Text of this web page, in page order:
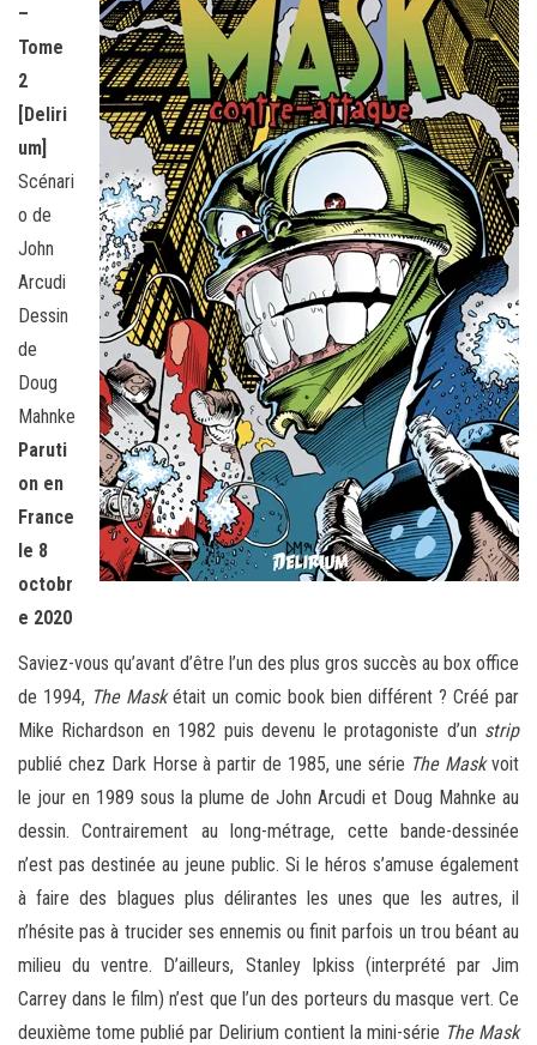
–
Tome
2
[Deliri
um]
Scénari
o de
John
Arcudi
Dessin
de
Doug
Mahnke
Paruti
on en
France
le 8
octobr
e 2020
Saviez-vous qu’avant d’être l’un des plus gros succès au box office
de 1994, The Maskétait un comic book bien différent ? Créé par
Mike Richardson en 1982 puis devenu le protagoniste d’un strip
publié chez Dark Horse à partir de 1985, une série The Maskvoit
le jour en 1989 sous la plume de John Arcudi et Doug Mahnke au
dessin. Contrairement au long-métrage, cette bande-dessinée
n’est pas destinée au jeune public. Si le héros s’amuse également
à faire des blagues plus délirantes les unes que les autres, il
n’hésite pas à trucider ses ennemis ou finit parfois un trou béant au
milieu du ventre. D’ailleurs, Stanley Ipkiss (interprété par Jim
Carrey dans le film) n’est que l’un des porteurs du masque vert. Ce
deuxième tome publié par Delirium contient la mini-série The Mask